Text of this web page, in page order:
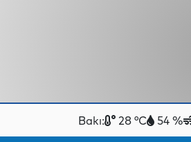
Bakı: 28 °C 54 %